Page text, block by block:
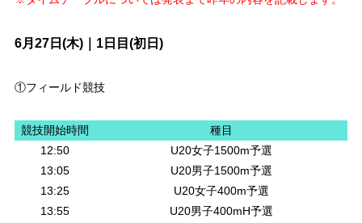
6月27日(木)｜1日目(初日)
①フィールド競技
競技開始時間
種目
12:50
U20女子1500m予選
13:05
U20男子1500m予選
13:25
U20女子400m予選
13:55
U20男子400mH予選